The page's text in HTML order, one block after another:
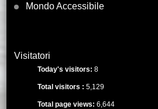
Mondo Accessibile
Visitatori
Today's visitors: 8
Total visitors : 5,129
Total page views: 6,644